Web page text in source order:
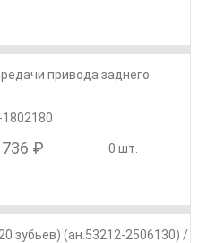
привода заднего
736 ₽ 0 шт.
зубьев) (ан.53212-2506130) /